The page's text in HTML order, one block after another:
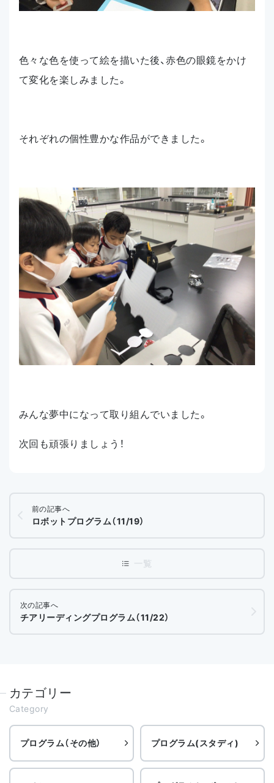
色々な色を使って絵を描いた後、赤色の眼鏡をかけ
て変化を楽しみました。
それぞれの個性豊かな作品ができました。
みんな夢中になって取り組んでいました。
次回も頑張りましょう！
前の記事へ
ロボットプログラム（11/19）
次の記事へ
チアリーディングプログラム（11/22）
カテゴリー
Category
プログラム（その他） プログラム(スタディ)